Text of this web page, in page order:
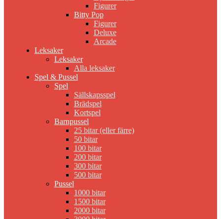
Figurer
Bitty Pop
Figurer
Deluxe
Arcade
Leksaker
Leksaker
Alla leksaker
Spel & Pussel
Spel
Sällskapsspel
Brädspel
Kortspel
Barnpussel
25 bitar (eller färre)
50 bitar
100 bitar
200 bitar
300 bitar
500 bitar
Pussel
1000 bitar
1500 bitar
2000 bitar